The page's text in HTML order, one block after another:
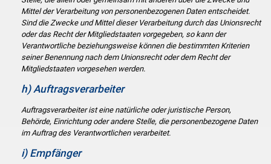
Mittel der Verarbeitung von personenbezogenen Daten entscheidet.
Sind die Zwecke und Mittel dieser Verarbeitung durch das Unionsrecht
oder das Recht der Mitgliedstaaten vorgegeben, so kann der
Verantwortliche beziehungsweise können die bestimmten Kriterien
seiner Benennung nach dem Unionsrecht oder dem Recht der
Mitgliedstaaten vorgesehen werden.
h) Auftragsverarbeiter
Auftragsverarbeiter ist eine natürliche oder juristische Person,
Behörde, Einrichtung oder andere Stelle, die personenbezogene Daten
im Auftrag des Verantwortlichen verarbeitet.
i) Empfänger